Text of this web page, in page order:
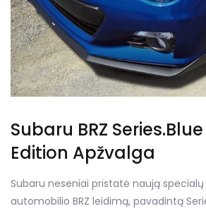
Subaru BRZ
Edition Apžvalga
Subaru neseniai pristatė naują
automobilio BRZ leidimą, pavadintą